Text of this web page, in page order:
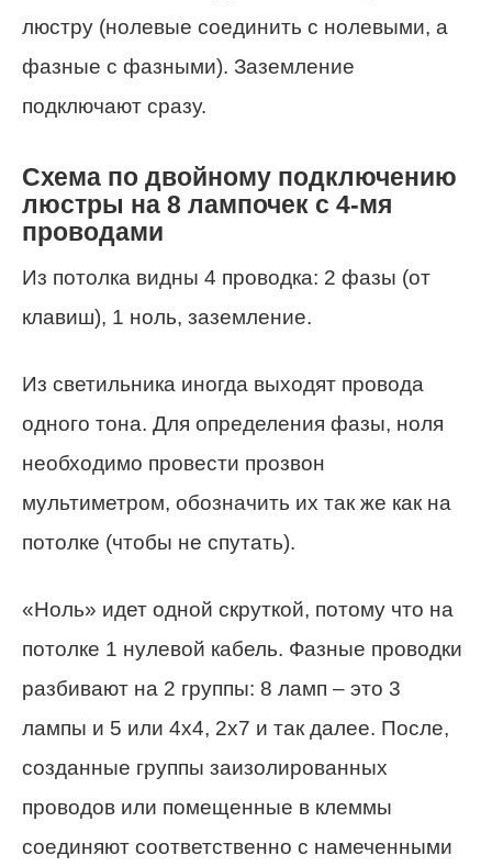
люстру (нолевые соединить с нолевыми, а
фазные с фазными). Заземление
подключают сразу.
Схема по двойному подключению
люстры на 8 лампочек с 4-мя
проводами
Из потолка видны 4 проводка: 2 фазы (от
клавиш), 1 ноль, заземление.
Из светильника иногда выходят провода
одного тона. Для определения фазы, ноля
необходимо провести прозвон
мультиметром, обозначить их так же как на
потолке (чтобы не спутать).
«Ноль» идет одной скруткой, потому что на
потолке 1 нулевой кабель. Фазные проводки
разбивают на 2 группы: 8 ламп – это 3
лампы и 5 или 4х4, 2х7 и так далее. После,
созданные группы заизолированных
проводов или помещенные в клеммы
соединяют соответственно с намеченными